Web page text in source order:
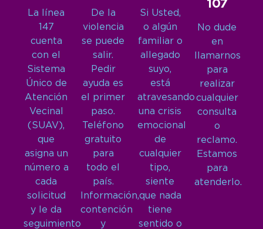
La línea
147
cuenta
con el
Sistema
Único de
Atención
Vecinal
(SUAV),
que
asigna un
número a
cada
solicitud
y le da
seguimiento
De la
violencia
se puede
salir.
Pedir
ayuda es
el primer
paso.
Teléfono
gratuito
para
todo el
país.
Información,
contención
y
Si Usted,
o algún
familiar o
allegado
suyo,
está
atravesando
una crisis
emocional
de
cualquier
tipo,
siente
que nada
tiene
sentido o
107
No dude
en
llamarnos
para
realizar
cualquier
consulta
o
reclamo.
Estamos
para
atenderlo.